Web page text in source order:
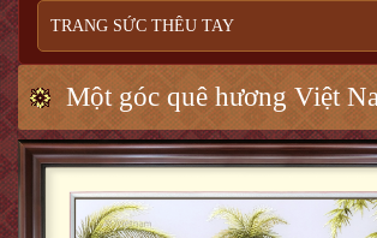
TRANG SỨC THÊU TAY
Một góc quê hương Việt